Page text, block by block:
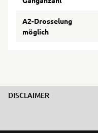
A2-Drosselung
möglich
DISCLAIMER